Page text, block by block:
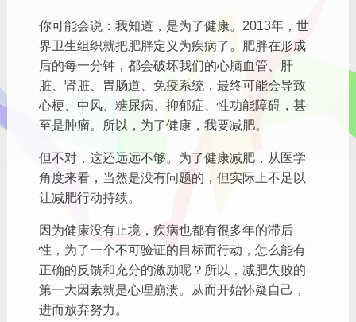
你可能会说：我知道，是为了健康。2013年，世
界卫生组织就把肥胖定义为疾病了。肥胖在形成
后的每一分钟，都会破坏我们的心脑血管、肝
脏、肾脏、胃肠道、免疫系统，最终可能会导致
心梗、中风、糖尿病、抑郁症、性功能障碍，甚
至是肿瘤。所以，为了健康，我要减肥。
但不对，这还远远不够。为了健康减肥，从医学
角度来看，当然是没有问题的，但实际上不足以
让减肥行动持续。
因为健康没有止境，疾病也都有很多年的滞后
性，为了一个不可验证的目标而行动，怎么能有
正确的反馈和充分的激励呢？所以，减肥失败的
第一大因素就是心理崩溃。从而开始怀疑自己，
进而放弃努力。